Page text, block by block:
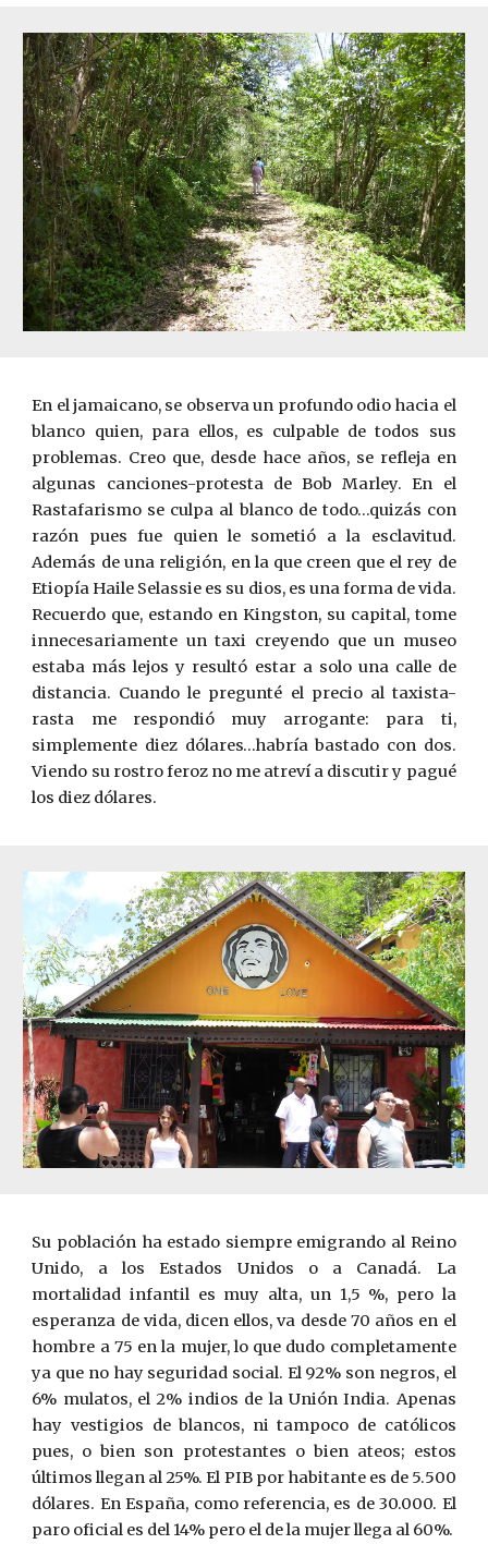
En el jamaicano, se observa un profundo odio hacia el
blanco quien, para ellos, es culpable de todos sus
problemas. Creo que, desde hace años, se refleja en
algunas canciones-protesta de Bob Marley. En el
Rastafarismo se culpa al blanco de todo…quizás con
razón pues fue quien le sometió a la esclavitud.
Además de una religión, en la que creen que el rey de
Etiopía Haile Selassie es su dios, es una forma de vida.
Recuerdo que, estando en Kingston, su capital, tome
innecesariamente un taxi creyendo que un museo
estaba más lejos y resultó estar a solo una calle de
distancia. Cuando le pregunté el precio al taxista-
rasta me respondió muy arrogante: para ti,
simplemente diez dólares…habría bastado con dos.
Viendo su rostro feroz no me atreví a discutir y pagué
los diez dólares.
Su población ha estado siempre emigrando al Reino
Unido, a los Estados Unidos o a Canadá. La
mortalidad infantil es muy alta, un 1,5 %, pero la
esperanza de vida, dicen ellos, va desde 70 años en el
hombre a 75 en la mujer, lo que dudo completamente
ya que no hay seguridad social. El 92% son negros, el
6% mulatos, el 2% indios de la Unión India. Apenas
hay vestigios de blancos, ni tampoco de católicos
pues, o bien son protestantes o bien ateos; estos
últimos llegan al 25%. El PIB por habitante es de 5.500
dólares. En España, como referencia, es de 30.000. El
paro oficial es del 14% pero el de la mujer llega al 60%.